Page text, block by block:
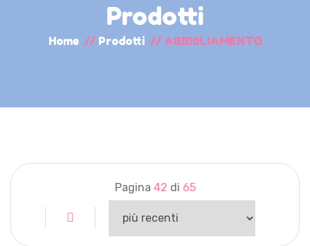
Prodotti
Home // Prodotti // ABBIGLIAMENTO
Pagina 42 di 65